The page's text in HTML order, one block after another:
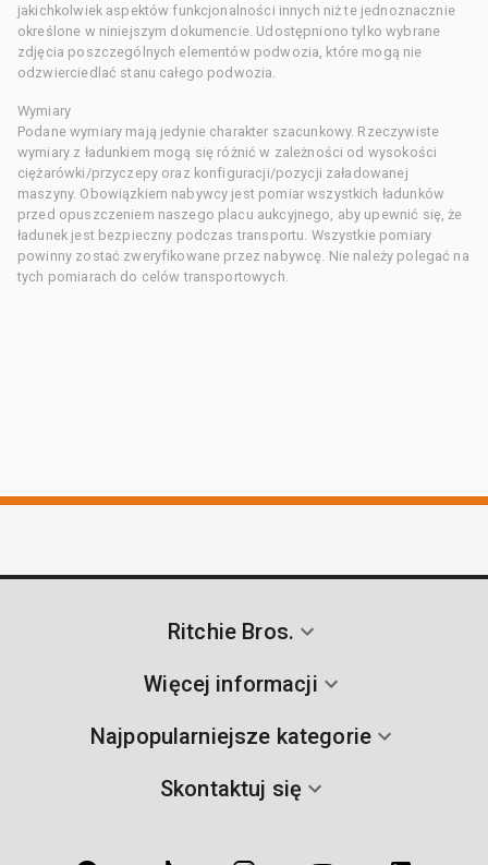
jakichkolwiek aspektów funkcjonalności innych niż te jednoznacznie
określone w niniejszym dokumencie. Udostępniono tylko wybrane
zdjęcia poszczególnych elementów podwozia, które mogą nie
odzwierciedlać stanu całego podwozia.
Wymiary
Podane wymiary mają jedynie charakter szacunkowy. Rzeczywiste
wymiary z ładunkiem mogą się różnić w zależności od wysokości
ciężarówki/przyczepy oraz konfiguracji/pozycji załadowanej
maszyny. Obowiązkiem nabywcy jest pomiar wszystkich ładunków
przed opuszczeniem naszego placu aukcyjnego, aby upewnić się, że
ładunek jest bezpieczny podczas transportu. Wszystkie pomiary
powinny zostać zweryfikowane przez nabywcę. Nie należy polegać na
tych pomiarach do celów transportowych.
Ritchie Bros.
Więcej informacji
Najpopularniejsze kategorie
Skontaktuj się